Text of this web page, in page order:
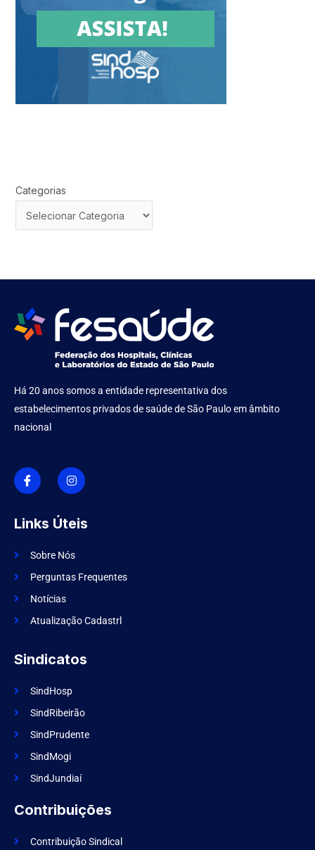
Categorias
Há 20 anos somos a entidade representativa dos
estabelecimentos privados de saúde de São Paulo em âmbito
nacional
I
c
o
n
f
a
e
o
k
I
n
s
t
g
r
m
Links Úteis
Sobre Nós
Perguntas Frequentes
Notícias
Atualização Cadastrl
Sindicatos
SindHosp
SindRibeirão
SindPrudente
SindMogi
SindJundiaí
Contribuições
Contribuição Sindical